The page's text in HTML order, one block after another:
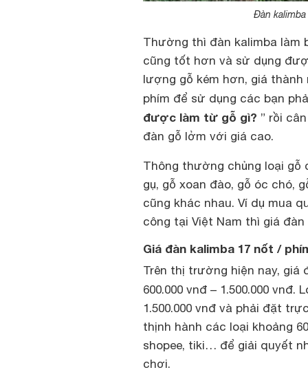
Đàn
Thường thì đàn kalimba làm
cũng tốt hơn và sử dụng
lượng gỗ kém hơn, giá thành
phím để sử dụng các bạn
được làm từ gỗ gì? ” rồi
đàn gỗ lởm với giá cao.
Thông thường chủng loại gỗ
gụ, gỗ xoan đào, gỗ óc chó,
cũng khác nhau. Ví dụ mua
công tại Việt Nam thì giá
Giá đàn kalimba 17 nốt /
Trên thị trường hiện nay, giá
600.000 vnđ – 1.500.000 vnđ.
1.500.000 vnđ và phải đặt
thịnh hành các loại khoảng
shopee, tiki… để giải quyết
chơi.